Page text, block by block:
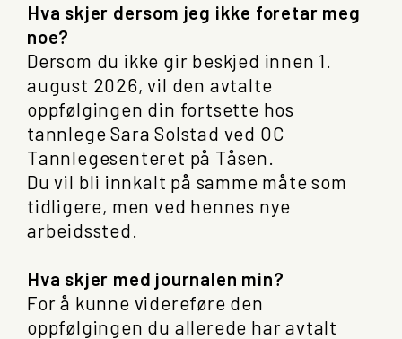
Hva skjer dersom jeg ikke foretar meg
noe?
Dersom du ikke gir beskjed innen 1.
august 2026, vil den avtalte
oppfølgingen din fortsette hos
tannlege Sara Solstad ved OC
Tannlegesenteret på Tåsen.
Du vil bli innkalt på samme måte som
tidligere, men ved hennes nye
arbeidssted.
Hva skjer med journalen min?
For å kunne videreføre den
oppfølgingen du allerede har avtalt